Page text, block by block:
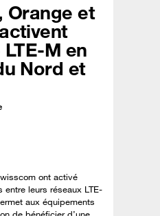
Orange et
M en
Nord et
ont activé
entre leurs réseaux LTE-
aux équipements